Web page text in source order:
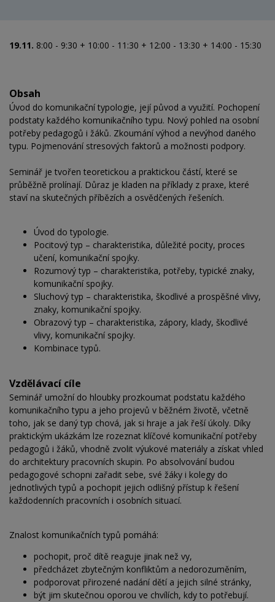
19.11. 8:00 - 9:30 + 10:00 - 11:30 + 12:00 - 13:30 + 14:00 - 15:30
Obsah
Úvod do komunikační typologie, její původ a využití. Pochopení
podstaty každého komunikačního typu. Nový pohled na osobní
potřeby pedagogů i žáků. Zkoumání výhod a nevýhod daného
typu. Pojmenování stresových faktorů a možnosti podpory.
Seminář je tvořen teoretickou a praktickou částí, které se
průběžně prolínají. Důraz je kladen na příklady z praxe, které
staví na skutečných příbězích a osvědčených řešeních.
Úvod do typologie.
Pocitový typ – charakteristika, důležité pocity, proces
učení, komunikační spojky.
Rozumový typ – charakteristika, potřeby, typické znaky,
komunikační spojky.
Sluchový typ – charakteristika, škodlivé a prospěšné vlivy,
znaky, komunikační spojky.
Obrazový typ – charakteristika, zápory, klady, škodlivé
vlivy, komunikační spojky.
Kombinace typů.
Vzdělávací cíle
Seminář umožní do hloubky prozkoumat podstatu každého
komunikačního typu a jeho projevů v běžném životě, včetně
toho, jak se daný typ chová, jak si hraje a jak řeší úkoly. Díky
praktickým ukázkám lze rozeznat klíčové komunikační potřeby
pedagogů i žáků, vhodně zvolit výukové materiály a získat vhled
do architektury pracovních skupin. Po absolvování budou
pedagogové schopni zařadit sebe, své žáky i kolegy do
jednotlivých typů a pochopit jejich odlišný přístup k řešení
každodenních pracovních i osobních situací.
Znalost komunikačních typů pomáhá:
pochopit, proč dítě reaguje jinak než vy,
předcházet zbytečným konfliktům a nedorozuměním,
podporovat přirozené nadání dětí a jejich silné stránky,
být jim skutečnou oporou ve chvílích, kdy to potřebují.